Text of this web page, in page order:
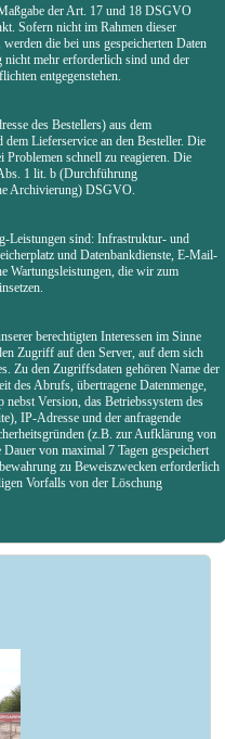
der Art. 17 und 18 DSGVO
Sofern nicht im Rahmen dieser
die bei uns gespeicherten Daten
mehr erforderlich sind und der
entgegenstehen.
des Bestellers) aus dem
Lieferservice an den Besteller. Die
schnell zu reagieren. Die
1 lit. b (Durchführung
Archivierung) DSGVO.
Leistungen sind: Infrastruktur- und
und Datenbankdienste, E-Mail-
Wartungsleistungen, die wir zum
berechtigten Interessen im Sinne
Zugriff auf den Server, auf dem sich
Zu den Zugriffsdaten gehören Name der
des Abrufs, übertragene Datenmenge,
Version, das Betriebssystem des
IP-Adresse und der anfragende
(z.B. zur Aufklärung von
von maximal 7 Tagen gespeichert
zu Beweiszwecken erforderlich
Vorfalls von der Löschung